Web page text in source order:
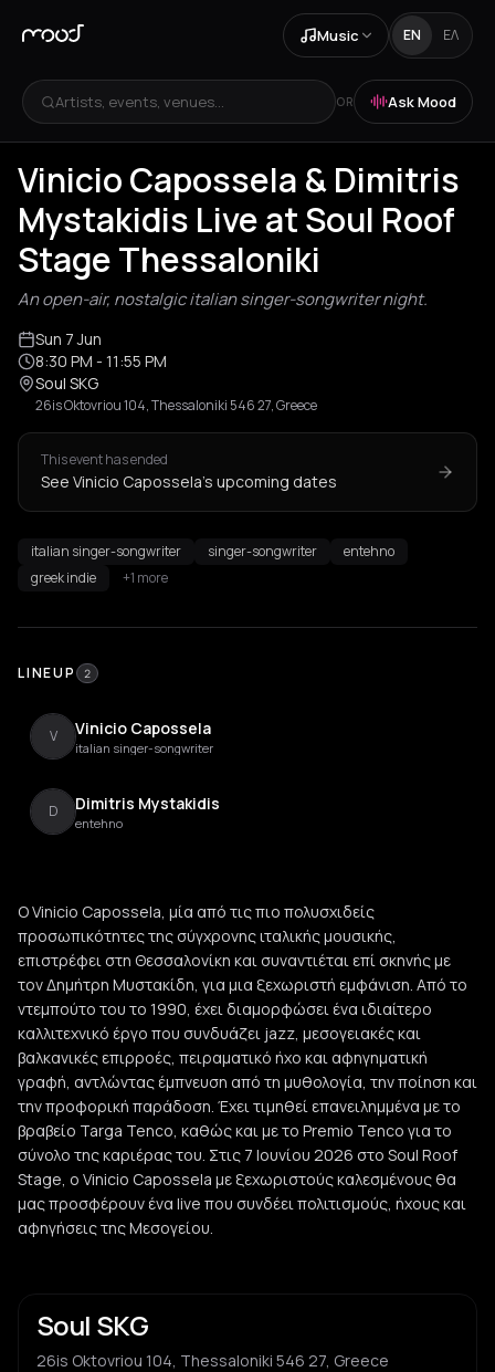
Music EN ΕΛ
Artists, events, venues... OR Ask Mood
Vinicio Capossela & Dimitris
Mystakidis Live at Soul Roof
Stage Thessaloniki
An open-air, nostalgic italian singer-songwriter night.
Sun 7 Jun
8:30 PM - 11:55 PM
Soul SKG
26is Oktovriou 104, Thessaloniki 546 27, Greece
This event has ended
See Vinicio Capossela's upcoming dates
italian singer-songwriter singer-songwriter
entehno
greek indie
+1 more
LINEUP 2
V Vinicio Capossela
italian singer-songwriter
D Dimitris Mystakidis
entehno
Ο Vinicio Capossela, μία από τις πιο πολυσχιδείς
προσωπικότητες της σύγχρονης ιταλικής μουσικής,
επιστρέφει στη Θεσσαλονίκη και συναντιέται επί σκηνής με
τον Δημήτρη Μυστακίδη, για μια ξεχωριστή εμφάνιση. Από το
ντεμπούτο του το 1990, έχει διαμορφώσει ένα ιδιαίτερο
καλλιτεχνικό έργο που συνδυάζει jazz, μεσογειακές και
βαλκανικές επιρροές, πειραματικό ήχο και αφηγηματική
γραφή, αντλώντας έμπνευση από τη μυθολογία, την ποίηση και
την προφορική παράδοση. Έχει τιμηθεί επανειλημμένα με το
βραβείο Targa Tenco, καθώς και με το Premio Tenco για το
σύνολο της καριέρας του. Στις 7 Ιουνίου 2026 στο Soul Roof
Stage, ο Vinicio Capossela με ξεχωριστούς καλεσμένους θα
μας προσφέρουν ένα live που συνδέει πολιτισμούς, ήχους και
αφηγήσεις της Μεσογείου.
Soul SKG
26is Oktovriou 104, Thessaloniki 546 27, Greece